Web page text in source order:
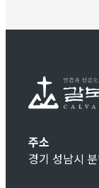
주소
경기 성남시